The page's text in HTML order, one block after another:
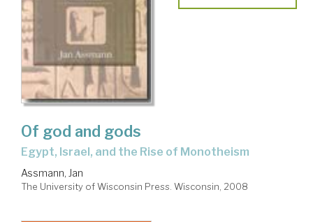
Of god and gods
Egypt, Israel, and the Rise of Monotheism
Assmann, Jan
The University of Wisconsin Press. Wisconsin, 2008